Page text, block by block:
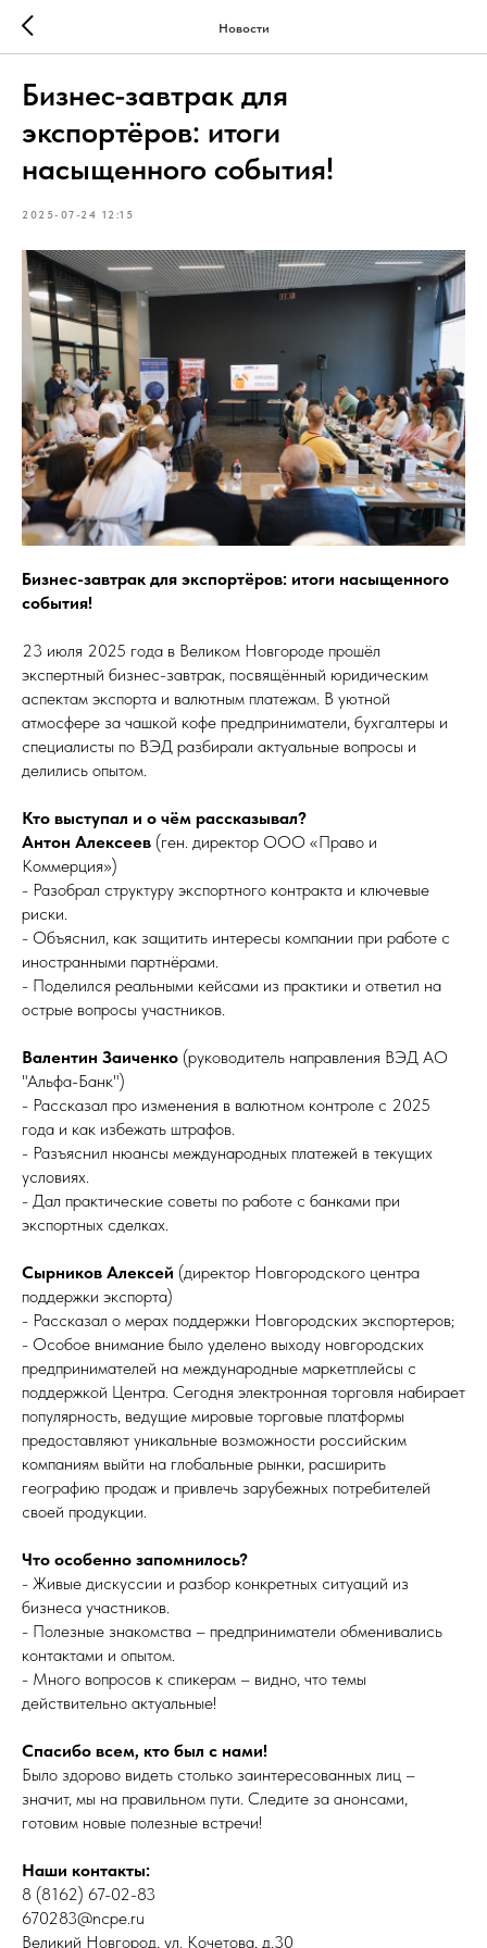
Новости
Бизнес-завтрак для
экспортёров: итоги
насыщенного события!
2025-07-24 12:15
Бизнес-завтрак для экспортёров: итоги насыщенного
события!
23 июля 2025 года в Великом Новгороде прошёл
экспертный бизнес-завтрак, посвящённый юридическим
аспектам экспорта и валютным платежам. В уютной
атмосфере за чашкой кофе предприниматели, бухгалтеры и
специалисты по ВЭД разбирали актуальные вопросы и
делились опытом.
Кто выступал и о чём рассказывал?
Антон Алексеев (ген. директор ООО «Право и
Коммерция»)
- Разобрал структуру экспортного контракта и ключевые
риски.
- Объяснил, как защитить интересы компании при работе с
иностранными партнёрами.
- Поделился реальными кейсами из практики и ответил на
острые вопросы участников.
Валентин Заиченко (руководитель направления ВЭД АО
"Альфа-Банк")
- Рассказал про изменения в валютном контроле с 2025
года и как избежать штрафов.
- Разъяснил нюансы международных платежей в текущих
условиях.
- Дал практические советы по работе с банками при
экспортных сделках.
Сырников Алексей (директор Новгородского центра
поддержки экспорта)
- Рассказал о мерах поддержки Новгородских экспортеров;
- Особое внимание было уделено выходу новгородских
предпринимателей на международные маркетплейсы с
поддержкой Центра. Сегодня электронная торговля набирает
популярность, ведущие мировые торговые платформы
предоставляют уникальные возможности российским
компаниям выйти на глобальные рынки, расширить
географию продаж и привлечь зарубежных потребителей
своей продукции.
Что особенно запомнилось?
- Живые дискуссии и разбор конкретных ситуаций из
бизнеса участников.
- Полезные знакомства – предприниматели обменивались
контактами и опытом.
- Много вопросов к спикерам – видно, что темы
действительно актуальные!
Спасибо всем, кто был с нами!
Было здорово видеть столько заинтересованных лиц –
значит, мы на правильном пути. Следите за анонсами,
готовим новые полезные встречи!
Наши контакты:
8 (8162) 67-02-83
670283@ncpe.ru
Великий Новгород, ул. Кочетова, д.30